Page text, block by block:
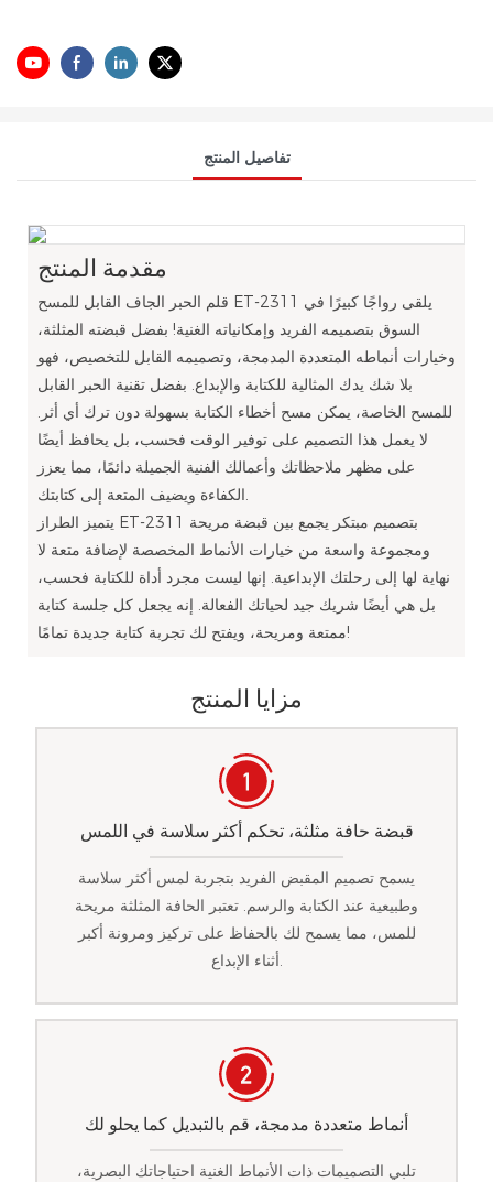
تفاصيل المنتج
مقدمة المنتج
قلم الحبر الجاف القابل للمسح ET-2311 يلقى رواجًا كبيرًا في
السوق بتصميمه الفريد وإمكانياته الغنية! بفضل قبضته المثلثة،
وخيارات أنماطه المتعددة المدمجة، وتصميمه القابل للتخصيص، فهو
بلا شك يدك المثالية للكتابة والإبداع. بفضل تقنية الحبر القابل
للمسح الخاصة، يمكن مسح أخطاء الكتابة بسهولة دون ترك أي أثر.
لا يعمل هذا التصميم على توفير الوقت فحسب، بل يحافظ أيضًا
على مظهر ملاحظاتك وأعمالك الفنية الجميلة دائمًا، مما يعزز
الكفاءة ويضيف المتعة إلى كتابتك.
يتميز الطراز ET-2311 بتصميم مبتكر يجمع بين قبضة مريحة
ومجموعة واسعة من خيارات الأنماط المخصصة لإضافة متعة لا
نهاية لها إلى رحلتك الإبداعية. إنها ليست مجرد أداة للكتابة فحسب،
بل هي أيضًا شريك جيد لحياتك الفعالة. إنه يجعل كل جلسة كتابة
ممتعة ومريحة، ويفتح لك تجربة كتابة جديدة تمامًا!
مزايا المنتج
قبضة حافة مثلثة، تحكم أكثر سلاسة في اللمس
يسمح تصميم المقبض الفريد بتجربة لمس أكثر سلاسة
وطبيعية عند الكتابة والرسم. تعتبر الحافة المثلثة مريحة
للمس، مما يسمح لك بالحفاظ على تركيز ومرونة أكبر
أثناء الإبداع.
أنماط متعددة مدمجة، قم بالتبديل كما يحلو لك
تلبي التصميمات ذات الأنماط الغنية احتياجاتك البصرية،